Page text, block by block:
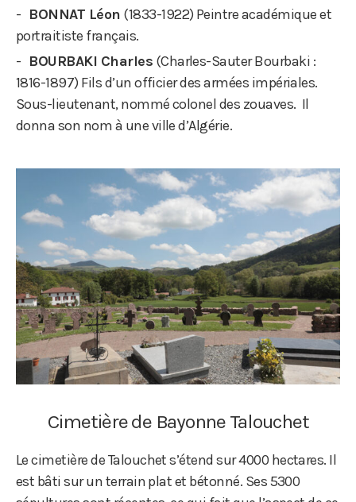
BONNAT Léon (1833-1922) Peintre académique et
portraitiste français.
BOURBAKI Charles (Charles-Sauter Bourbaki :
1816-1897) Fils d’un officier des armées impériales.
Sous-lieutenant, nommé colonel des zouaves. Il
donna son nom à une ville d’Algérie.
Cimetière de Bayonne Talouchet
Le cimetière de Talouchet s’étend sur 4000 hectares. Il
est bâti sur un terrain plat et bétonné. Ses 5300